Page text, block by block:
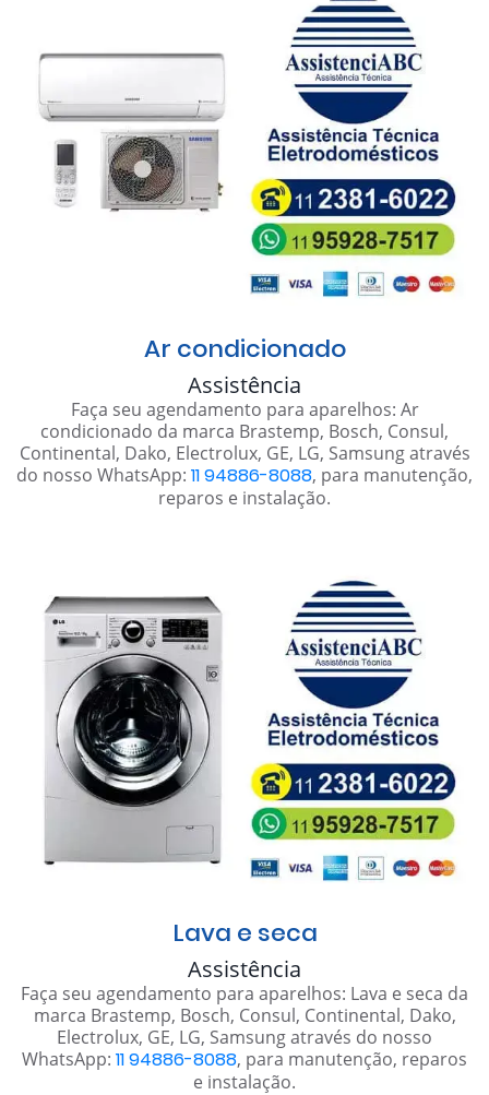
Ar condicionado
Assistência
Faça seu agendamento para aparelhos: Ar
condicionado da marca Brastemp, Bosch, Consul,
Continental, Dako, Electrolux, GE, LG, Samsung através
do nosso WhatsApp: 11 94886-8088, para manutenção,
reparos e instalação.
Lava e seca
Assistência
Faça seu agendamento para aparelhos: Lava e seca da
marca Brastemp, Bosch, Consul, Continental, Dako,
Electrolux, GE, LG, Samsung através do nosso
WhatsApp: 11 94886-8088, para manutenção, reparos
e instalação.